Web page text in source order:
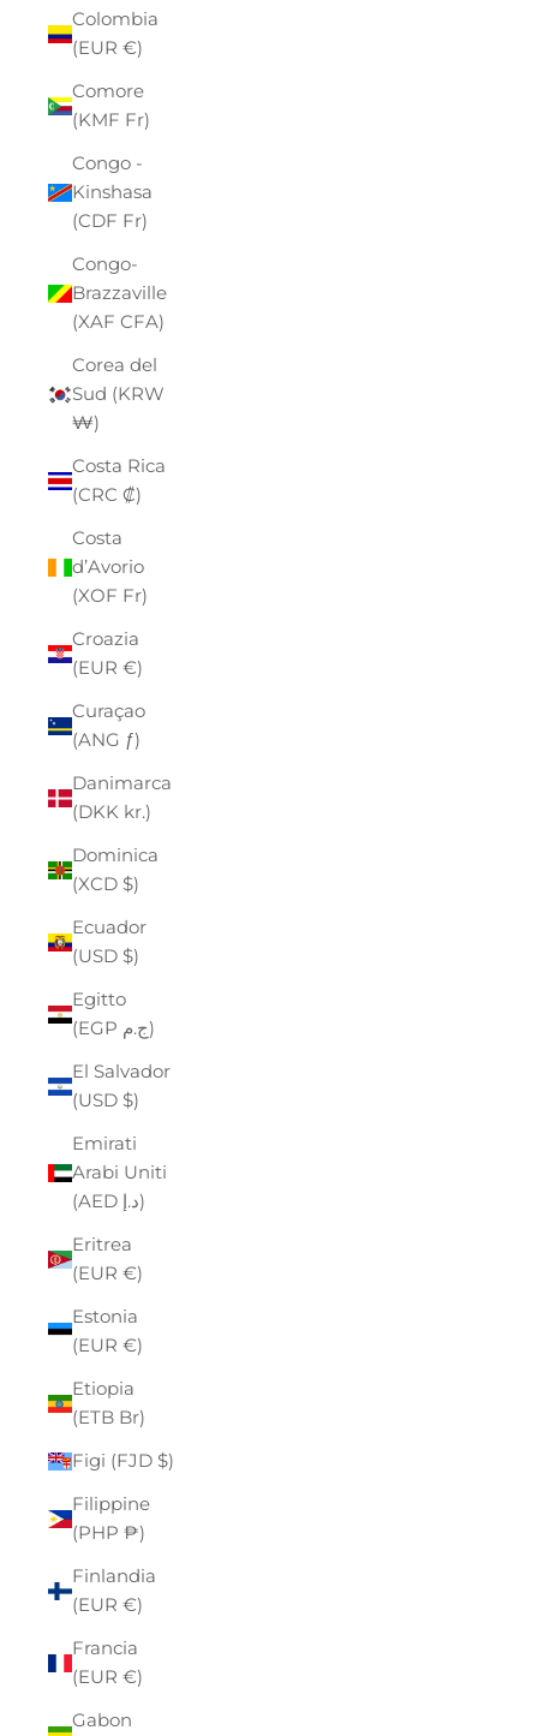
Colombia
(EUR €)
Comore
(KMF Fr)
Congo -
Kinshasa
(CDF Fr)
Congo-
Brazzaville
(XAF CFA)
Corea del
Sud (KRW
₩)
Costa Rica
(CRC ₡)
Costa
d’Avorio
(XOF Fr)
Croazia
(EUR €)
Curaçao
(ANG ƒ)
Danimarca
(DKK kr.)
Dominica
(XCD $)
Ecuador
(USD $)
Egitto
(EGP ج.م)
El Salvador
(USD $)
Emirati
Arabi Uniti
(AED د.إ)
Eritrea
(EUR €)
Estonia
(EUR €)
Etiopia
(ETB Br)
Figi (FJD $)
Filippine
(PHP ₱)
Finlandia
(EUR €)
Francia
(EUR €)
Gabon